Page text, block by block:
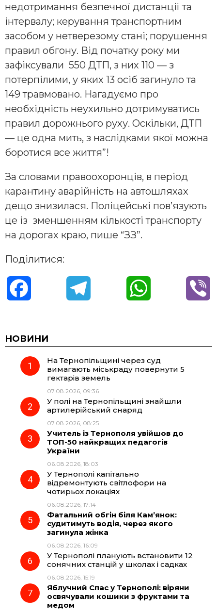
недотримання безпечної дистанції та
інтервалу; керування транспортним
засобом у нетверезому стані; порушення
правил обгону. Від початку року ми
зафіксували 550 ДТП, з них 110 — з
потерпілими, у яких 13 осіб загинуло та
149 травмовано. Нагадуємо про
необхідність неухильно дотримуватись
правил дорожнього руху. Оскільки, ДТП
— це одна мить, з наслідками якої можна
боротися все життя”!
За словами правоохоронців, в період
карантину аварійність на автошляхах
дещо знизилася. Поліцейські пов’язують
це із зменшенням кількості транспорту
на дорогах краю, пише “ЗЗ”.
Поділитися:
c
e
o
o
e
r
a
t
p
НОВИНИ
На Тернопільщині через суд
вимагають міськраду повернути 5
гектарів земель
07.08.2026, 09:36
У полі на Тернопільщині знайшли
артилерійський снаряд
07.08.2026, 08:25
Учитель із Тернополя увійшов до
ТОП-50 найкращих педагогів
України
06.08.2026, 18:03
У Тернополі капітально
відремонтують світлофори на
чотирьох локаціях
06.08.2026, 17:14
Фатальний обгін біля Кам’янок:
судитимуть водія, через якого
загинула жінка
06.08.2026, 16:09
У Тернополі планують встановити 12
сонячних станцій у школах і садках
06.08.2026, 15:19
Яблучний Спас у Тернополі: віряни
освячували кошики з фруктами та
медом